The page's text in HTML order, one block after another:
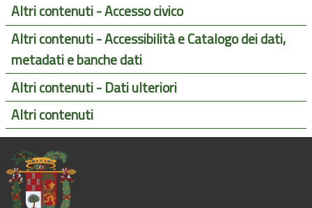
Altri contenuti - Accesso civico
Altri contenuti - Accessibilità e Catalogo dei dati,
metadati e banche dati
Altri contenuti - Dati ulteriori
Altri contenuti